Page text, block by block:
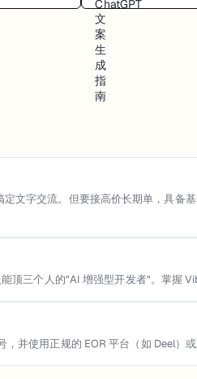
文字交流。但要接高价长期单，具备
顶三个人的"AI 增强型开发者"。掌握
并使用正规的 EOR 平台（如 Deel）